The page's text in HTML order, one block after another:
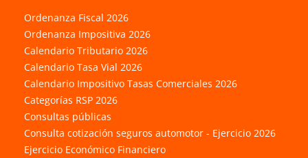
Ordenanza Fiscal 2026
Ordenanza Impositiva 2026
Calendario Tributario 2026
Calendario Tasa Vial 2026
Calendario Impositivo Tasas Comerciales 2026
Categorías RSP 2026
Consultas públicas
Consulta cotización seguros automotor - Ejercicio 2026
Ejercicio Económico Financiero